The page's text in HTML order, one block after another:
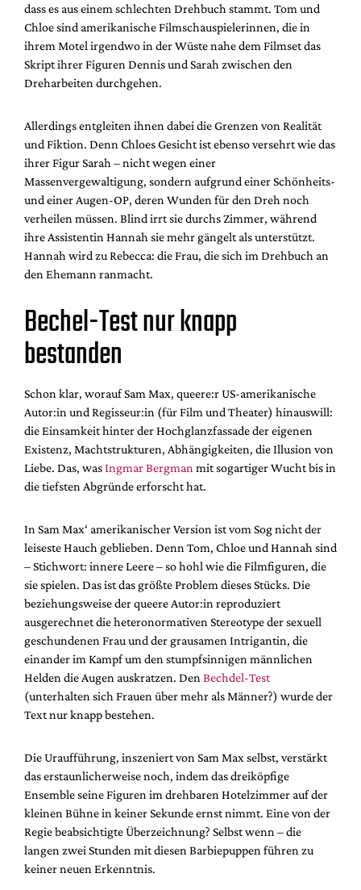
dass es aus einem schlechten Drehbuch stammt. Tom und
Chloe sind amerikanische Filmschauspielerinnen, die in
ihrem Motel irgendwo in der Wüste nahe dem Filmset das
Skript ihrer Figuren Dennis und Sarah zwischen den
Dreharbeiten durchgehen.
Allerdings entgleiten ihnen dabei die Grenzen von Realität
und Fiktion. Denn Chloes Gesicht ist ebenso versehrt wie das
ihrer Figur Sarah – nicht wegen einer
Massenvergewaltigung, sondern aufgrund einer Schönheits-
und einer Augen-OP, deren Wunden für den Dreh noch
verheilen müssen. Blind irrt sie durchs Zimmer, während
ihre Assistentin Hannah sie mehr gängelt als unterstützt.
Hannah wird zu Rebecca: die Frau, die sich im Drehbuch an
den Ehemann ranmacht.
Bechel-Test nur knapp
bestanden
Schon klar, worauf Sam Max, queere:r US-amerikanische
Autor:in und Regisseur:in (für Film und Theater) hinauswill:
die Einsamkeit hinter der Hochglanzfassade der eigenen
Existenz, Machtstrukturen, Abhängigkeiten, die Illusion von
Liebe. Das, wasIngmar Bergman mit sogartiger Wucht bis in
die tiefsten Abgründe erforscht hat.
In Sam Max‘ amerikanischer Version ist vom Sog nicht der
leiseste Hauch geblieben. Denn Tom, Chloe und Hannah sind
– Stichwort: innere Leere – so hohl wie die Filmfiguren, die
sie spielen. Das ist das größte Problem dieses Stücks. Die
beziehungsweise der queere Autor:in reproduziert
ausgerechnet die heteronormativen Stereotype der sexuell
geschundenen Frau und der grausamen Intrigantin, die
einander im Kampf um den stumpfsinnigen männlichen
Helden die Augen auskratzen. Den Bechdel-Test
(unterhalten sich Frauen über mehr als Männer?) wurde der
Text nur knapp bestehen.
Die Uraufführung, inszeniert von Sam Max selbst, verstärkt
das erstaunlicherweise noch, indem das dreiköpfige
Ensemble seine Figuren im drehbaren Hotelzimmer auf der
kleinen Bühne in keiner Sekunde ernst nimmt. Eine von der
Regie beabsichtigte Überzeichnung? Selbst wenn – die
langen zwei Stunden mit diesen Barbiepuppen führen zu
keiner neuen Erkenntnis.